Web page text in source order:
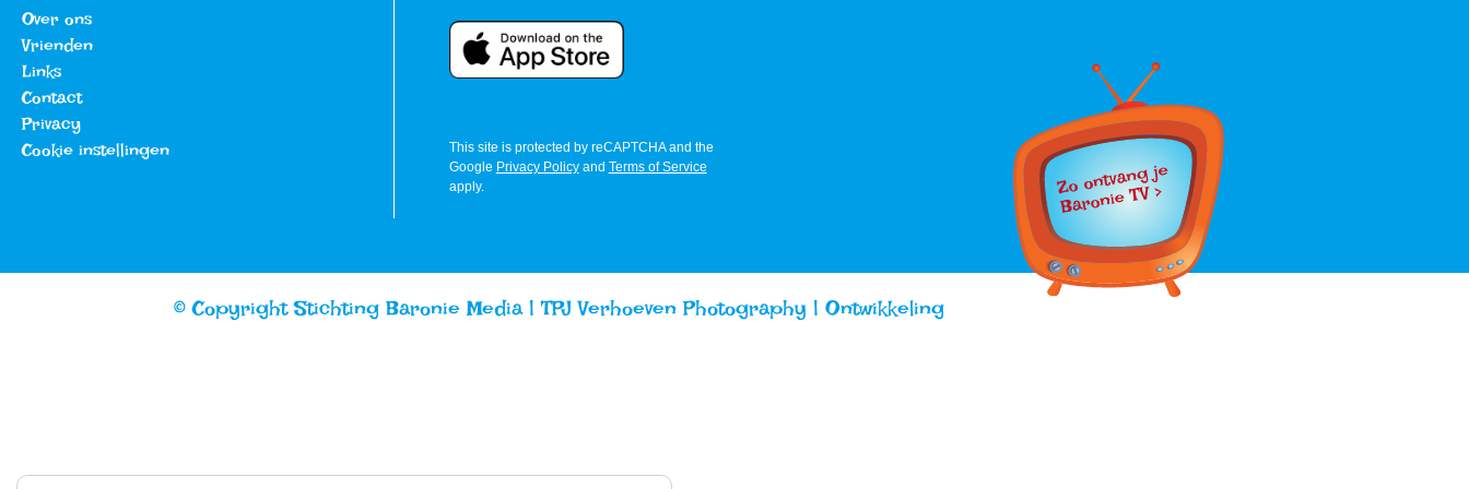
Over ons
Vrienden
Links
Contact
Privacy
Cookie instellingen
This site is protected by reCAPTCHA and the
Google Privacy Policyand Terms of Service
apply.
© Copyright Stichting Baronie Media |TPJ Verhoeven Photography | Ontwikkeling